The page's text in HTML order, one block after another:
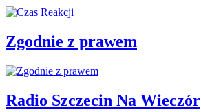
Zgodnie z prawem
Radio Szczecin Na Wieczór